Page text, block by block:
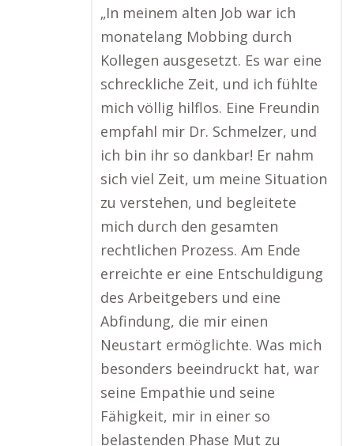
„In meinem alten Job war ich
monatelang Mobbing durch
Kollegen ausgesetzt. Es war eine
schreckliche Zeit, und ich fühlte
mich völlig hilflos. Eine Freundin
empfahl mir Dr. Schmelzer, und
ich bin ihr so dankbar! Er nahm
sich viel Zeit, um meine Situation
zu verstehen, und begleitete
mich durch den gesamten
rechtlichen Prozess. Am Ende
erreichte er eine Entschuldigung
des Arbeitgebers und eine
Abfindung, die mir einen
Neustart ermöglichte. Was mich
besonders beeindruckt hat, war
seine Empathie und seine
Fähigkeit, mir in einer so
belastenden Phase Mut zu